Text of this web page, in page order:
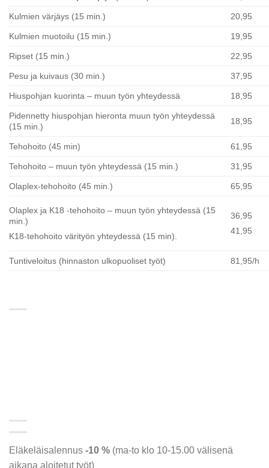
Kulmien värjäys (15 min.) 20,95
Kulmien muotoilu (15 min.) 19,95
Ripset (15 min.) 22,95
Pesu ja kuivaus (30 min.) 37,95
Hiuspohjan kuorinta – muun työn yhteydessä 18,95
Pidennetty hiuspohjan hieronta muun työn yhteydessä
(15 min.)
18,95
Tehohoito (45 min) 61,95
Tehohoito – muun työn yhteydessä (15 min.) 31,95
Olaplex-tehohoito (45 min.) 65,95
Olaplex ja K18 -tehohoito – muun työn yhteydessä (15
min.)
K18-tehohoito värityön yhteydessä (15 min).
36,95
41,95
Tuntiveloitus (hinnaston ulkopuoliset työt) 81,95/h
Eläkeläisalennus -10 % (ma-to klo 10-15.00 välisenä
aikana aloitetut työt)